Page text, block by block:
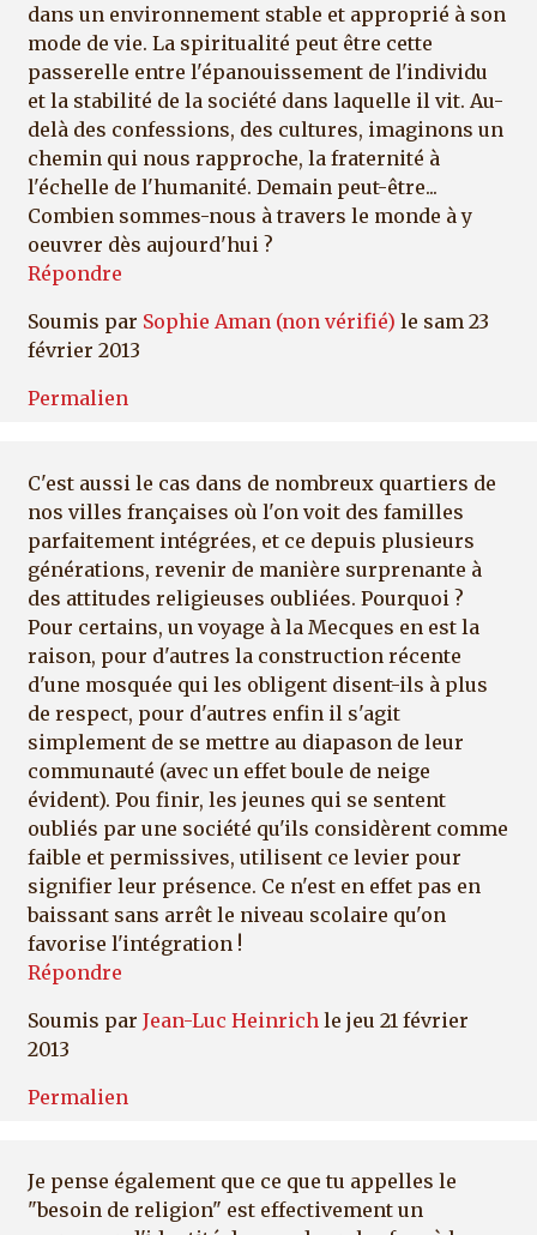
dans un environnement stable et approprié à son
mode de vie. La spiritualité peut être cette
passerelle entre l'épanouissement de l'individu
et la stabilité de la société dans laquelle il vit. Au-
delà des confessions, des cultures, imaginons un
chemin qui nous rapproche, la fraternité à
l'échelle de l'humanité. Demain peut-être...
Combien sommes-nous à travers le monde à y
oeuvrer dès aujourd'hui ?
Répondre
Soumis par Sophie Aman (non vérifié) le sam 23
février 2013
Permalien
C'est aussi le cas dans de nombreux quartiers de
nos villes françaises où l'on voit des familles
parfaitement intégrées, et ce depuis plusieurs
générations, revenir de manière surprenante à
des attitudes religieuses oubliées. Pourquoi ?
Pour certains, un voyage à la Mecques en est la
raison, pour d'autres la construction récente
d'une mosquée qui les obligent disent-ils à plus
de respect, pour d'autres enfin il s'agit
simplement de se mettre au diapason de leur
communauté (avec un effet boule de neige
évident). Pou finir, les jeunes qui se sentent
oubliés par une société qu'ils considèrent comme
faible et permissives, utilisent ce levier pour
signifier leur présence. Ce n'est en effet pas en
baissant sans arrêt le niveau scolaire qu'on
favorise l'intégration !
Répondre
Soumis par Jean-Luc Heinrich le jeu 21 février
2013
Permalien
Je pense également que ce que tu appelles le
"besoin de religion" est effectivement un